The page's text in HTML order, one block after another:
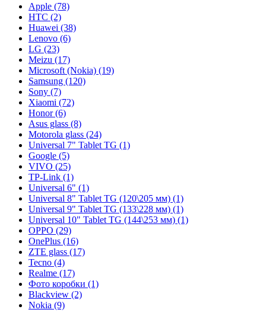
Apple (78)
HTC (2)
Huawei (38)
Lenovo (6)
LG (23)
Meizu (17)
Microsoft (Nokia) (19)
Samsung (120)
Sony (7)
Xiaomi (72)
Honor (6)
Asus glass (8)
Motorola glass (24)
Universal 7" Tablet TG (1)
Google (5)
VIVO (25)
TP-Link (1)
Universal 6" (1)
Universal 8" Tablet TG (120\205 мм) (1)
Universal 9" Tablet TG (133\228 мм) (1)
Universal 10" Tablet TG (144\253 мм) (1)
OPPO (29)
OnePlus (16)
ZTE glass (17)
Tecno (4)
Realme (17)
Фото коробки (1)
Blackview (2)
Nokia (9)